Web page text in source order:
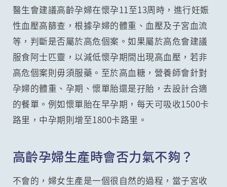
醫生會建議高齡孕婦在懷孕11至13周時，進行妊娠
性血壓高篩查，根據孕婦的體重、血壓及子宮血流
等，判斷是否屬於高危個案。如果屬於高危會建議
服食阿士匹靈，以減低懷孕期間出現高血壓，若非
高危個案則毋須服藥。至於高血糖，營養師會針對
孕婦的體重、孕期、懷單胎還是孖胎，去設計合適
的餐單。例如懷單胎在早孕期，每天可吸收1500卡
路里，中孕期則增至1800卡路里。
高齡孕婦生產時會否力氣不夠？
不會的，婦女生產是一個很自然的過程，當子宮收